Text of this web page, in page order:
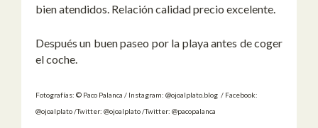
bien atendidos. Relación calidad precio excelente.
Después un buen paseo por la playa antes de coger
el coche.
Fotografías: © Paco Palanca / Instagram: @ojoalplato.blog / Facebook:
@ojoalplato /Twitter: @ojoalplato /Twitter: @pacopalanca